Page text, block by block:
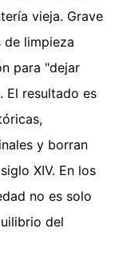
vieja. Grave
limpieza
para "dejar
El resultado es
y borran
XIV. En los
no es solo
del